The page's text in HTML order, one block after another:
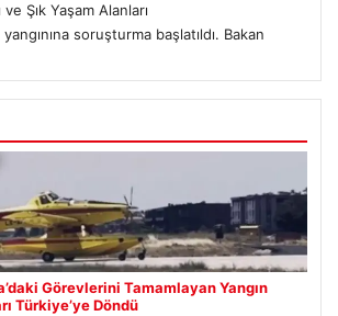
Şık Yaşam Alanları
soruşturma başlatıldı. Bakan
Görevlerini Tamamlayan Yangın
Türkiye’ye Döndü